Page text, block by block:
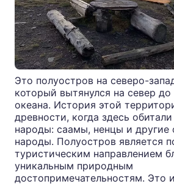
Это полуостров на северо-
который вытянулся на север до
океана. История этой
древности, когда здесь
народы: саамы, ненцы и другие
народы. Полуостров является
туристическим направлением
уникальным природным
достопримечательностям. Это